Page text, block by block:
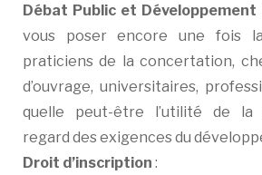
Débat Public et Développement
vous poser encore une fois
praticiens de la concertation,
d’ouvrage, universitaires,
quelle peut-être l’utilité de la
regard des exigences du
Droit d’inscription :